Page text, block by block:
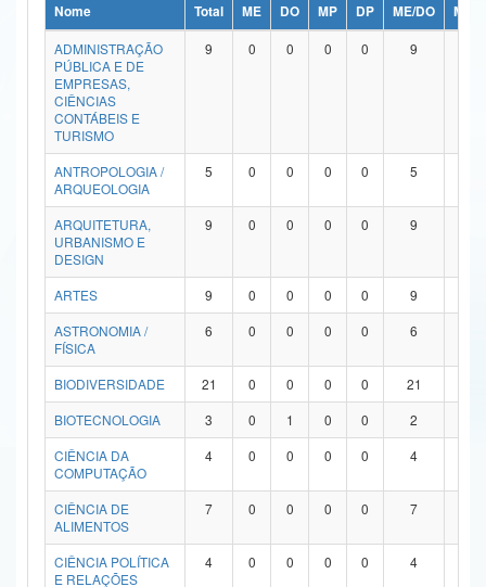
Ministério da Ciência, Tecnologia, Inovações e Comunicações
Ministério do Meio Ambiente
Ministério do Turismo
Ministério do Desenvolvimento Regional
Controladoria-Geral da União
Ministério da Mulher, da Família e dos Direitos Humanos
Secretaria de Governo
Advocacia-Geral da União
Banco Central do Brasil
Nome Total ME DO MP DP ME/DO
MP/
ADMINISTRAÇÃO
PÚBLICA E DE
EMPRESAS,
CIÊNCIAS
CONTÁBEIS E
TURISMO
9 0 0 0 0 9
ANTROPOLOGIA /
ARQUEOLOGIA
5 0 0 0 0 5
ARQUITETURA,
URBANISMO E
DESIGN
9 0 0 0 0 9
ARTES 9 0 0 0 0 9
ASTRONOMIA /
FÍSICA
6 0 0 0 0 6
BIODIVERSIDADE 21 0 0 0 0 21
BIOTECNOLOGIA
3 0 1 0 0 2
CIÊNCIA DA
COMPUTAÇÃO
4 0 0 0 0 4
CIÊNCIA DE
ALIMENTOS
7 0 0 0 0 7
CIÊNCIA POLÍTICA
E RELAÇÕES
4 0 0 0 0 4